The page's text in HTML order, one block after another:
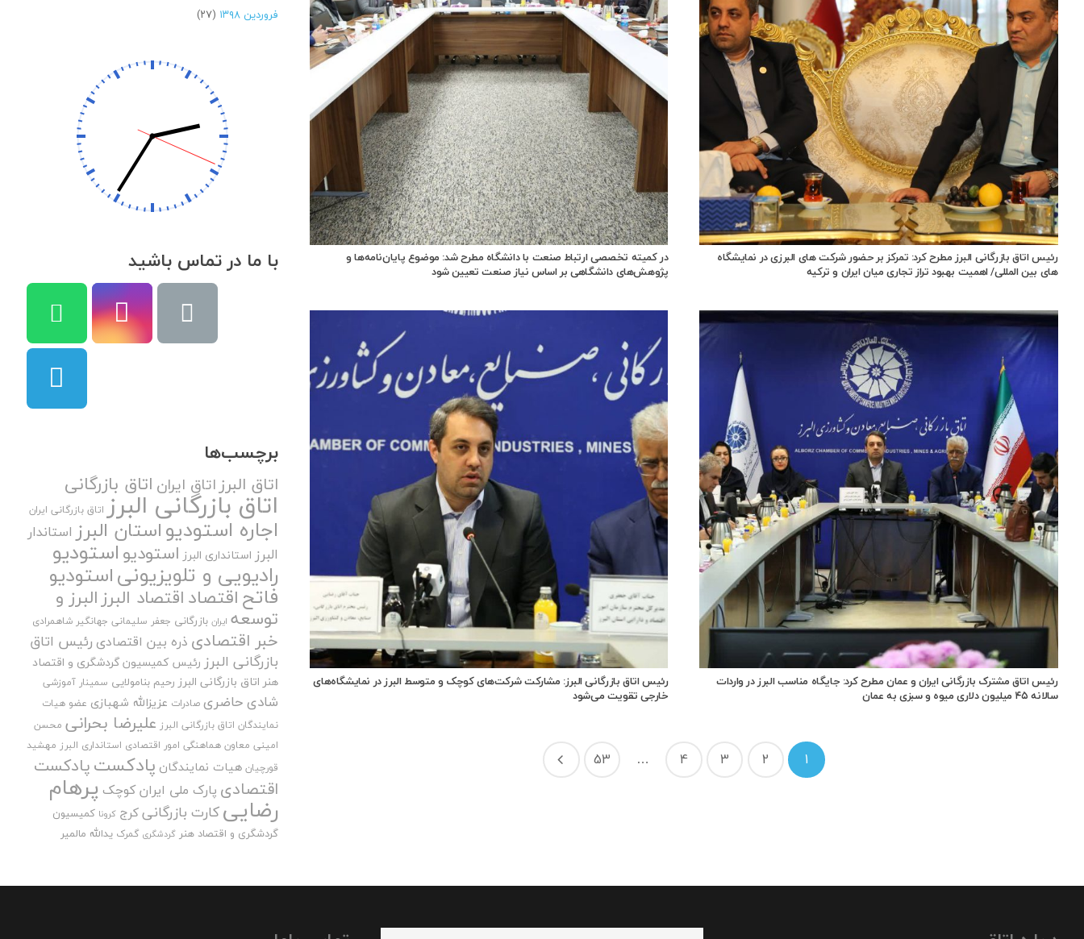
رئیس اتاق بازرگانی البرز مطرح کرد: تمرکز بر حضور شرکت های البرزی در نمایشگاه
های بین المللی/ اهمیت بهبود تراز تجاری میان ایران و ترکیه
در کمیته تخصصی ارتباط صنعت با دانشگاه مطرح شد: موضوع پایان‌نامه‌ها و
پژوهش‌های دانشگاهی بر اساس نیاز صنعت تعیین شود
رئیس اتاق مشترک بازرگانی ایران و عمان مطرح کرد: جایگاه مناسب البرز در واردات
سالانه ۴۵ میلیون دلاری میوه و سبزی به عمان
رئیس اتاق بازرگانی البرز: مشارکت شرکت‌های کوچک و متوسط البرز در نمایشگاه‌های
خارجی تقویت می‌شود
1
2
3
4
…
53
فروردین ۱۳۹۸
(۲۷)
با ما در تماس باشید
برچسب‌ها
اتاق البرزاتاق ایران اتاق بازرگانی
اتاق بازرگانی البرز اتاق بازرگانی ایران
اجاره استودیواستان البرز استاندار
البرز استانداری البرز استودیواستودیو
رادیویی و تلویزیونیاستودیو
فاتحاقتصاداقتصاد البرزالبرز و
توسعه ایران بازرگانی جعفر سلیمانی جهانگیر شاهمرادی
خبر اقتصادی ذره بین اقتصادی رئیس اتاق
بازرگانی البرز رئیس کمیسیون گردشگری و اقتصاد
هنر اتاق بازرگانی البرز رحیم بنامولایی سمینار آموزشی
شادی حاضری صادرات عزیزالله شهبازی عضو هیات
نمایندگان اتاق بازرگانی البرز علیرضا بحرانی محسن
امینی معاون هماهنگی امور اقتصادی استانداری البرز مهشید
قورچیان هیات نمایندگان پادکستپادکست
اقتصادی پارک ملی ایران کوچک پرهام
رضاییکارت بازرگانیکرج کرونا کمیسیون
گردشگری و اقتصاد هنر گردشگری گمرک یدالله مالمیر